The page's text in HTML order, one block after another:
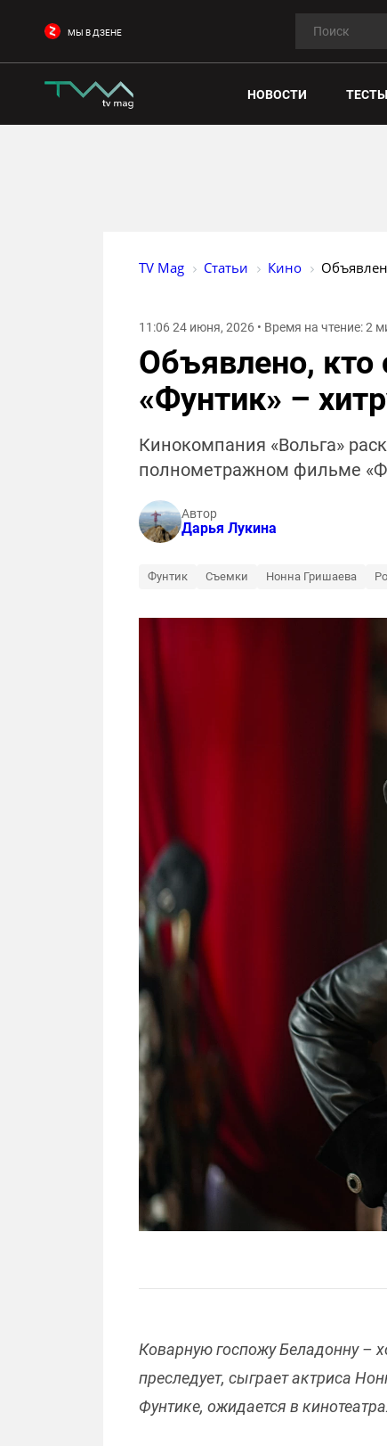
МЫ В ДЗЕНЕ
НОВОСТИ ТЕСТЫ
TV Mag Статьи Кино
11:06 24 июня, 2026 • Время на чтение: 2
Объявлено, кто
«Фунтик» –
Кинокомпания «Вольга»
полнометражном фильме
Автор
Дарья Лукина
Фунтик Съемки Нонна Гришаева
Коварную госпожу Беладонну –
преследует, сыграет актриса
Фунтике, ожидается в